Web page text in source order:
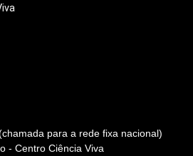
para a rede fixa nacional)
- Centro Ciência Viva